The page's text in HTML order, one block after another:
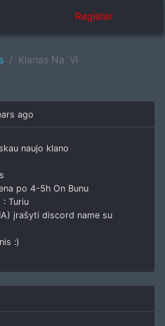
Register
Klanas Na`Vi
ago
naujo klano
po 4-5h On Bunu
Turiu
įrašyti discord name su
:)